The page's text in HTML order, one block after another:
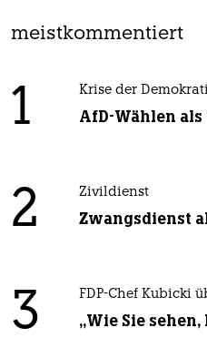
meistkommentiert
1 Krise der
AfD-Wählen
2 Zivildienst
Zwangsdienst
3 FDP-Chef Kubicki
„Wie Sie sehen,